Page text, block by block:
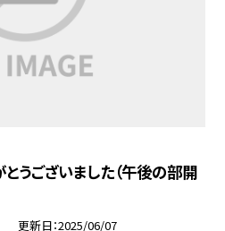
うございました（午後の部開
更新日 2025/06/07